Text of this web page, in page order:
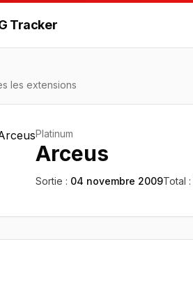
Tracker
les extensions
Platinum
Arceus
Sortie : 04 novembre 2009Total :